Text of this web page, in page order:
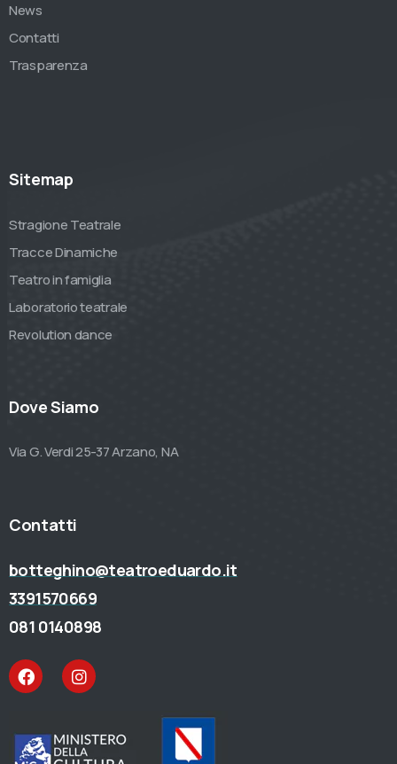
News
Contatti
Trasparenza
Sitemap
Stragione Teatrale
Tracce Dinamiche
Teatro in famiglia
Laboratorio teatrale
Revolution dance
Dove Siamo
Via G. Verdi 25-37 Arzano, NA
Contatti
botteghino@teatroeduardo.it
3391570669
081 0140898